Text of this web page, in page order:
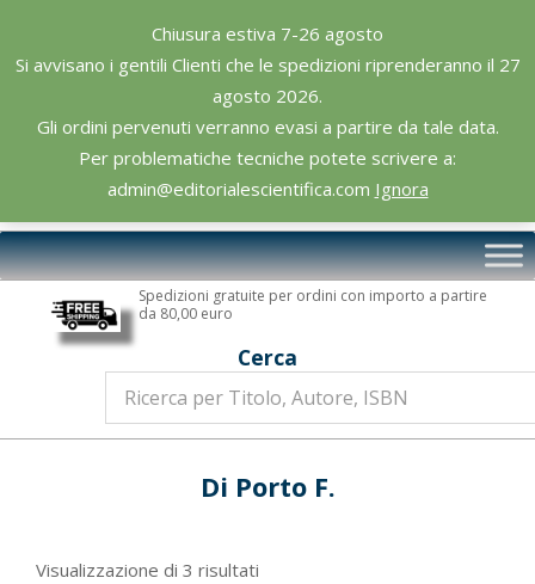
Chiusura estiva 7-26 agosto
Si avvisano i gentili Clienti che le spedizioni riprenderanno il 27
agosto 2026.
Gli ordini pervenuti verranno evasi a partire da tale data.
Per problematiche tecniche potete scrivere a:
admin@editorialescientifica.com Ignora
content
Editoriale
Scientifica
Primary
Navigation
Spedizioni gratuite per ordini con importo a partire
da 80,00 euro
Cerca
Di Porto F.
Visualizzazione di 3 risultati